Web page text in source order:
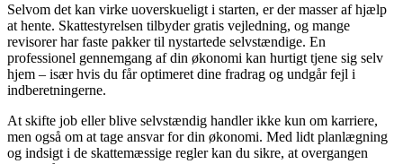
Selvom det kan virke uoverskueligt i starten, er der masser af hjælp
at hente. Skattestyrelsen tilbyder gratis vejledning, og mange
revisorer har faste pakker til nystartede selvstændige. En
professionel gennemgang af din økonomi kan hurtigt tjene sig selv
hjem – især hvis du får optimeret dine fradrag og undgår fejl i
indberetningerne.
At skifte job eller blive selvstændig handler ikke kun om karriere,
men også om at tage ansvar for din økonomi. Med lidt planlægning
og indsigt i de skattemæssige regler kan du sikre, at overgangen